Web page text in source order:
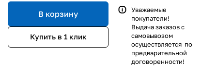
В корзину
Купить в 1 клик
Уважаемые
покупатели!
Выдача заказов с
самовывозом
осуществляется по
предварительной
договоренности!